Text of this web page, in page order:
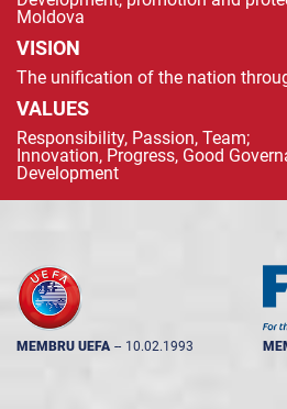
Moldova
VISION
The unification of the nation
VALUES
Responsibility, Passion, Team;
Innovation, Progress, Good
Development
MEMBRU UEFA -- 10.02.1993